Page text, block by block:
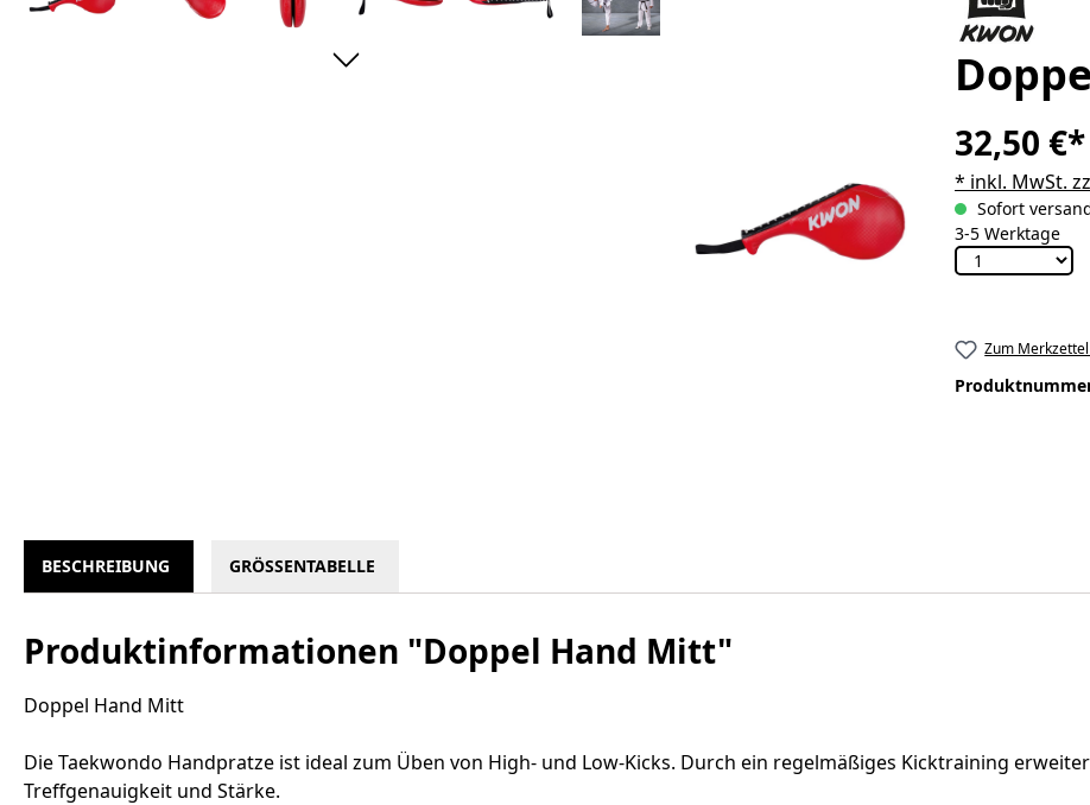
32,50 €*
* inkl. MwSt.
Sofort
3-5 Werktage
Zum
BESCHREIBUNG GRÖSSENTABELLE
Produktinformationen "Doppel Hand Mitt"
Doppel Hand Mitt
Die Taekwondo Handpratze ist ideal zum Üben von High- und Low-Kicks. Durch ein regelmäßiges Kicktraining
Treffgenauigkeit und Stärke.